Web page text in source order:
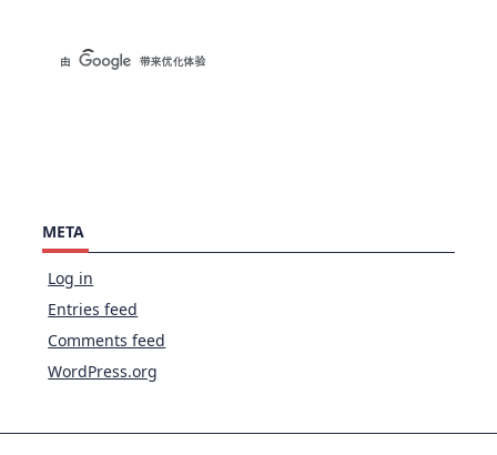
META
Log in
Entries feed
Comments feed
WordPress.org